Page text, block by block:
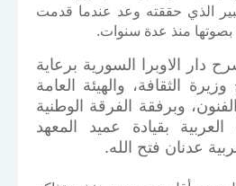
الذي حققته وعد عندما قدمت
منذ عدة سنوات.
دار الاوبرا السورية برعاية
الثقافة، والهيئة العامة
وبرفقة الفرقة الوطنية
بقيادة عميد المعهد
عدنان فتح الله.